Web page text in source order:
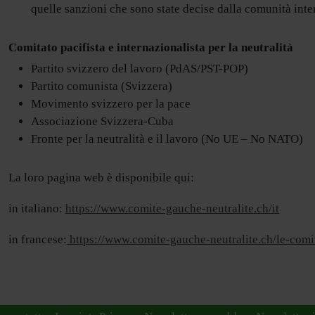
quelle sanzioni che sono state decise dalla comunità
Comitato pacifista e internazionalista per la neutralità
Partito svizzero del lavoro (PdAS/PST-POP)
Partito comunista (Svizzera)
Movimento svizzero per la pace
Associazione Svizzera-Cuba
Fronte per la neutralità e il lavoro (No UE – No NATO)
La loro pagina web è disponibile qui:
in italiano: https://www.comite-gauche-neutralite.ch/it
in francese: https://www.comite-gauche-neutralite.ch/le-